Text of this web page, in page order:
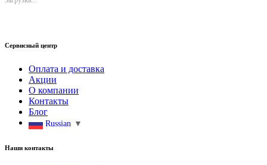
Сервисный центр
Оплата и доставка
Акции
О компании
Контакты
Блог
Russian ▼
Наши контакты